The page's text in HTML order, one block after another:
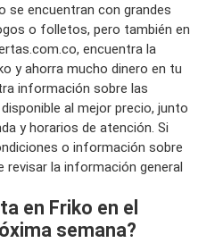
se encuentran con grandes
o folletos, pero también en
encuentra la
y ahorra mucho dinero en tu
información sobre las
al mejor precio, junto
y horarios de atención. Si
o información sobre
revisar la información general
en Friko en el
semana?